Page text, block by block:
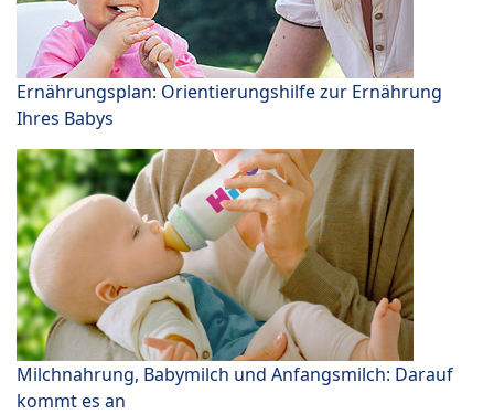
Ernährungsplan: Orientierungshilfe zur Ernährung
Ihres Babys
Milchnahrung, Babymilch und Anfangsmilch: Darauf
kommt es an